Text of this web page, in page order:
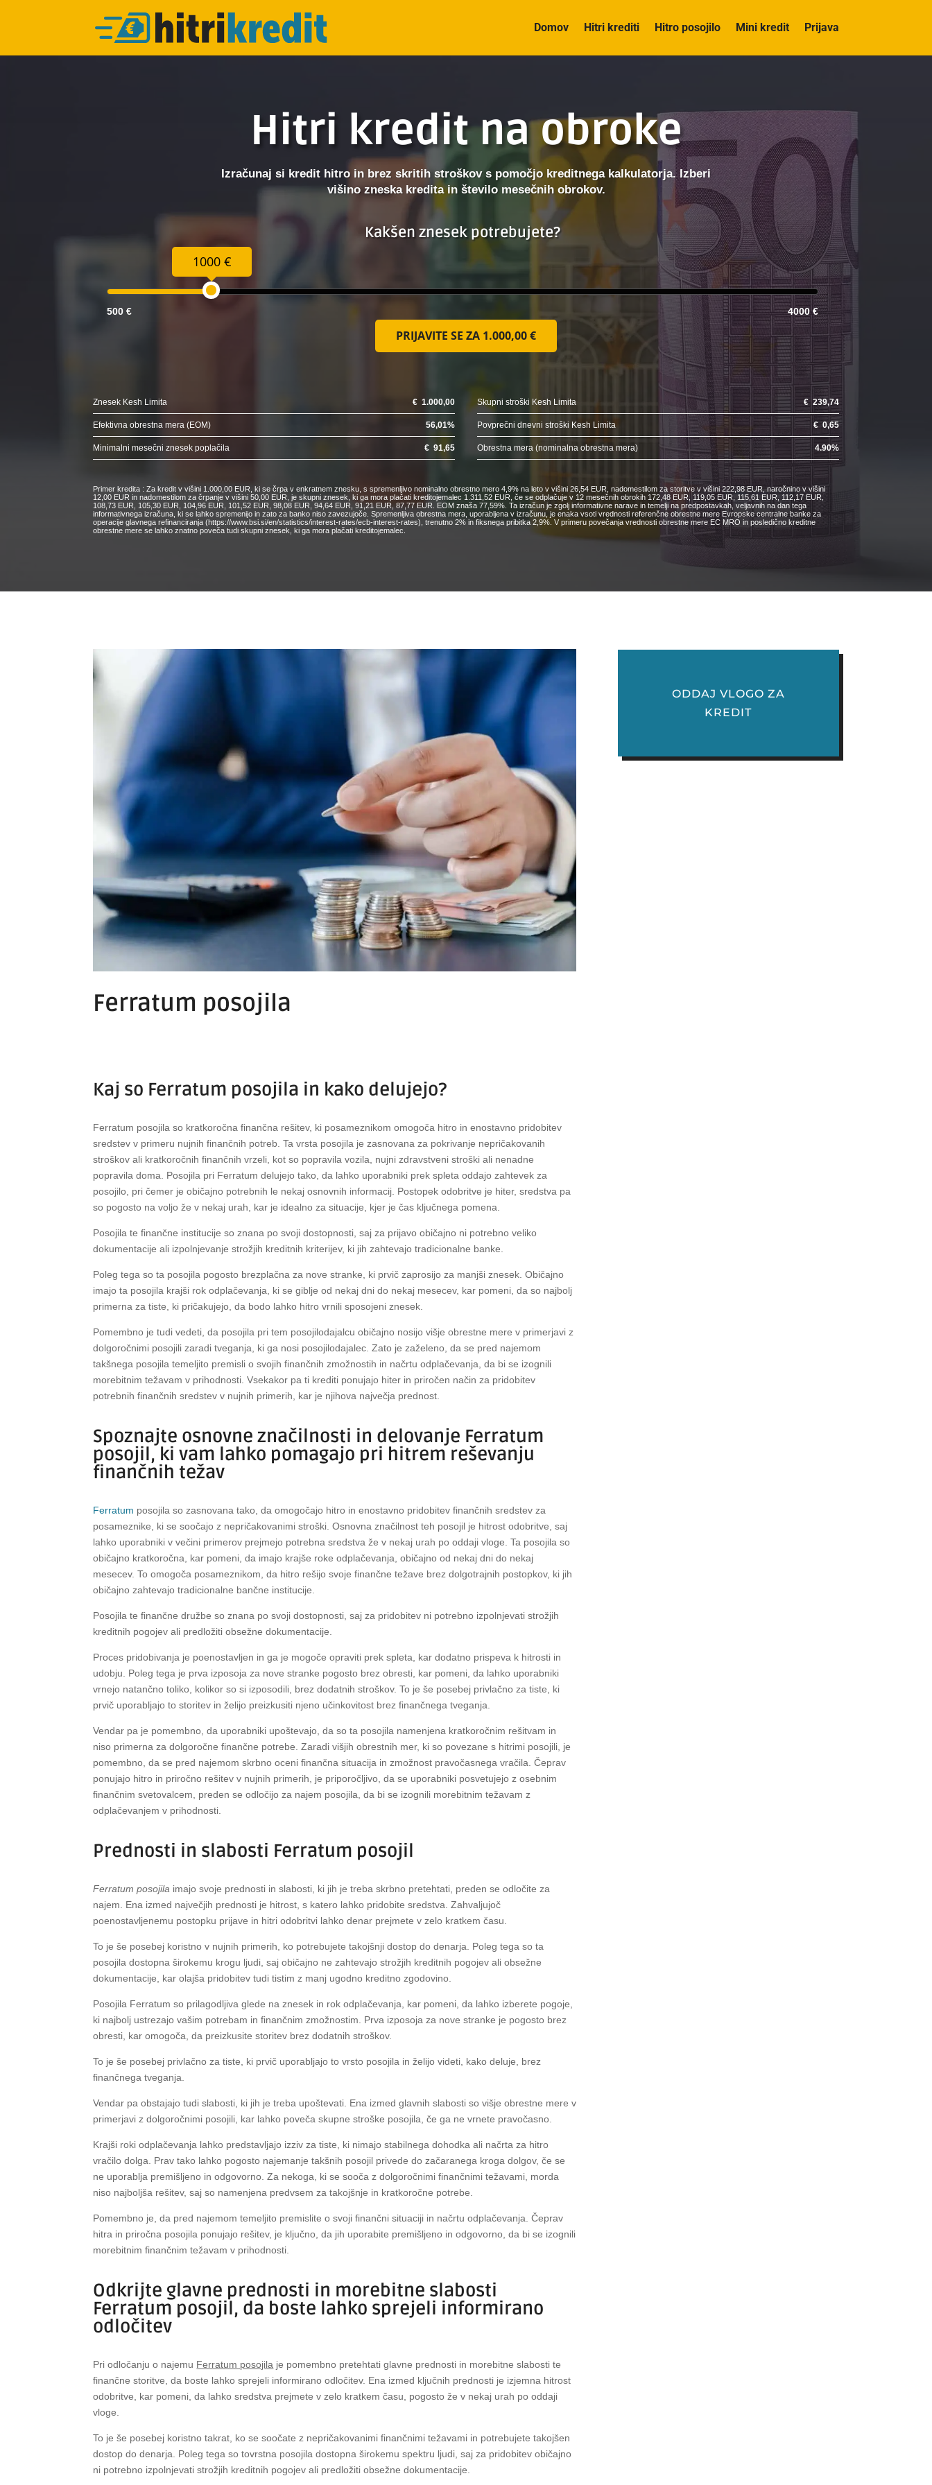
Domov Hitri krediti Hitro posojilo Mini kredit Prijava
Hitri kredit na obroke
Izračunaj si kredit hitro in brez skritih stroškov s pomočjo kreditnega kalkulatorja. Izberi
višino zneska kredita in število mesečnih obrokov.
Kakšen znesek potrebujete?
1000 €
500 € 4000 €
PRIJAVITE SE ZA 1.000,00 €
Znesek Kesh Limita € 1.000,00 Skupni stroški Kesh Limita € 239,74
Efektivna obrestna mera (EOM) 56,01% Povprečni dnevni stroški Kesh Limita €0,65
Minimalni mesečni znesek poplačila € 91,65 Obrestna mera (nominalna obrestna mera) 4.90%
Primer kredita : Za kredit v višini 1.000,00 EUR, ki se črpa v enkratnem znesku, s spremenljivo nominalno obrestno mero 4,9% na leto v višini 26,54 EUR, nadomestilom za storitve v višini 222,98 EUR, naročnino v višini
12,00 EUR in nadomestilom za črpanje v višini 50,00 EUR, je skupni znesek, ki ga mora plačati kreditojemalec 1.311,52 EUR, če se odplačuje v 12 mesečnih obrokih 172,48 EUR, 119,05 EUR, 115,61 EUR, 112,17 EUR,
108,73 EUR, 105,30 EUR, 104,96 EUR, 101,52 EUR, 98,08 EUR, 94,64 EUR, 91,21 EUR, 87,77 EUR. EOM znaša 77,59%. Ta izračun je zgolj informativne narave in temelji na predpostavkah, veljavnih na dan tega
informativnega izračuna, ki se lahko spremenijo in zato za banko niso zavezujoče. Spremenljiva obrestna mera, uporabljena v izračunu, je enaka vsoti vrednosti referenčne obrestne mere Evropske centralne banke za
operacije glavnega refinanciranja (https://www.bsi.si/en/statistics/interest-rates/ecb-interest-rates), trenutno 2% in fiksnega pribitka 2,9%. V primeru povečanja vrednosti obrestne mere EC MRO in posledično kreditne
obrestne mere se lahko znatno poveča tudi skupni znesek, ki ga mora plačati kreditojemalec.
Ferratum posojila
Kaj so Ferratum posojila in kako delujejo?
Ferratum posojila so kratkoročna finančna rešitev, ki posameznikom omogoča hitro in enostavno pridobitev
sredstev v primeru nujnih finančnih potreb. Ta vrsta posojila je zasnovana za pokrivanje nepričakovanih
stroškov ali kratkoročnih finančnih vrzeli, kot so popravila vozila, nujni zdravstveni stroški ali nenadne
popravila doma. Posojila pri Ferratum delujejo tako, da lahko uporabniki prek spleta oddajo zahtevek za
posojilo, pri čemer je običajno potrebnih le nekaj osnovnih informacij. Postopek odobritve je hiter, sredstva pa
so pogosto na voljo že v nekaj urah, kar je idealno za situacije, kjer je čas ključnega pomena.
Posojila te finančne institucije so znana po svoji dostopnosti, saj za prijavo običajno ni potrebno veliko
dokumentacije ali izpolnjevanje strožjih kreditnih kriterijev, ki jih zahtevajo tradicionalne banke.
Poleg tega so ta posojila pogosto brezplačna za nove stranke, ki prvič zaprosijo za manjši znesek. Običajno
imajo ta posojila krajši rok odplačevanja, ki se giblje od nekaj dni do nekaj mesecev, kar pomeni, da so najbolj
primerna za tiste, ki pričakujejo, da bodo lahko hitro vrnili sposojeni znesek.
Pomembno je tudi vedeti, da posojila pri tem posojilodajalcu običajno nosijo višje obrestne mere v primerjavi z
dolgoročnimi posojili zaradi tveganja, ki ga nosi posojilodajalec. Zato je zaželeno, da se pred najemom
takšnega posojila temeljito premisli o svojih finančnih zmožnostih in načrtu odplačevanja, da bi se izognili
morebitnim težavam v prihodnosti. Vsekakor pa ti krediti ponujajo hiter in priročen način za pridobitev
potrebnih finančnih sredstev v nujnih primerih, kar je njihova največja prednost.
Spoznajte osnovne značilnosti in delovanje Ferratum
posojil, ki vam lahko pomagajo pri hitrem reševanju
finančnih težav
Ferratum posojila so zasnovana tako, da omogočajo hitro in enostavno pridobitev finančnih sredstev za
posameznike, ki se soočajo z nepričakovanimi stroški. Osnovna značilnost teh posojil je hitrost odobritve, saj
lahko uporabniki v večini primerov prejmejo potrebna sredstva že v nekaj urah po oddaji vloge. Ta posojila so
običajno kratkoročna, kar pomeni, da imajo krajše roke odplačevanja, običajno od nekaj dni do nekaj
mesecev. To omogoča posameznikom, da hitro rešijo svoje finančne težave brez dolgotrajnih postopkov, ki jih
običajno zahtevajo tradicionalne bančne institucije.
Posojila te finančne družbe so znana po svoji dostopnosti, saj za pridobitev ni potrebno izpolnjevati strožjih
kreditnih pogojev ali predložiti obsežne dokumentacije.
Proces pridobivanja je poenostavljen in ga je mogoče opraviti prek spleta, kar dodatno prispeva k hitrosti in
udobju. Poleg tega je prva izposoja za nove stranke pogosto brez obresti, kar pomeni, da lahko uporabniki
vrnejo natančno toliko, kolikor so si izposodili, brez dodatnih stroškov. To je še posebej privlačno za tiste, ki
prvič uporabljajo to storitev in želijo preizkusiti njeno učinkovitost brez finančnega tveganja.
Vendar pa je pomembno, da uporabniki upoštevajo, da so ta posojila namenjena kratkoročnim rešitvam in
niso primerna za dolgoročne finančne potrebe. Zaradi višjih obrestnih mer, ki so povezane s hitrimi posojili, je
pomembno, da se pred najemom skrbno oceni finančna situacija in zmožnost pravočasnega vračila. Čeprav
ponujajo hitro in priročno rešitev v nujnih primerih, je priporočljivo, da se uporabniki posvetujejo z osebnim
finančnim svetovalcem, preden se odločijo za najem posojila, da bi se izognili morebitnim težavam z
odplačevanjem v prihodnosti.
Prednosti in slabosti Ferratum posojil
Ferratum posojila imajo svoje prednosti in slabosti, ki jih je treba skrbno pretehtati, preden se odločite za
najem. Ena izmed največjih prednosti je hitrost, s katero lahko pridobite sredstva. Zahvaljujoč
poenostavljenemu postopku prijave in hitri odobritvi lahko denar prejmete v zelo kratkem času.
To je še posebej koristno v nujnih primerih, ko potrebujete takojšnji dostop do denarja. Poleg tega so ta
posojila dostopna širokemu krogu ljudi, saj običajno ne zahtevajo strožjih kreditnih pogojev ali obsežne
dokumentacije, kar olajša pridobitev tudi tistim z manj ugodno kreditno zgodovino.
Posojila Ferratum so prilagodljiva glede na znesek in rok odplačevanja, kar pomeni, da lahko izberete pogoje,
ki najbolj ustrezajo vašim potrebam in finančnim zmožnostim. Prva izposoja za nove stranke je pogosto brez
obresti, kar omogoča, da preizkusite storitev brez dodatnih stroškov.
To je še posebej privlačno za tiste, ki prvič uporabljajo to vrsto posojila in želijo videti, kako deluje, brez
finančnega tveganja.
Vendar pa obstajajo tudi slabosti, ki jih je treba upoštevati. Ena izmed glavnih slabosti so višje obrestne mere v
primerjavi z dolgoročnimi posojili, kar lahko poveča skupne stroške posojila, če ga ne vrnete pravočasno.
Krajši roki odplačevanja lahko predstavljajo izziv za tiste, ki nimajo stabilnega dohodka ali načrta za hitro
vračilo dolga. Prav tako lahko pogosto najemanje takšnih posojil privede do začaranega kroga dolgov, če se
ne uporablja premišljeno in odgovorno. Za nekoga, ki se sooča z dolgoročnimi finančnimi težavami, morda
niso najboljša rešitev, saj so namenjena predvsem za takojšnje in kratkoročne potrebe.
Pomembno je, da pred najemom temeljito premislite o svoji finančni situaciji in načrtu odplačevanja. Čeprav
hitra in priročna posojila ponujajo rešitev, je ključno, da jih uporabite premišljeno in odgovorno, da bi se izognili
morebitnim finančnim težavam v prihodnosti.
Odkrijte glavne prednosti in morebitne slabosti
Ferratum posojil, da boste lahko sprejeli informirano
odločitev
Pri odločanju o najemu Ferratum posojila je pomembno pretehtati glavne prednosti in morebitne slabosti te
finančne storitve, da boste lahko sprejeli informirano odločitev. Ena izmed ključnih prednosti je izjemna hitrost
odobritve, kar pomeni, da lahko sredstva prejmete v zelo kratkem času, pogosto že v nekaj urah po oddaji
vloge.
To je še posebej koristno takrat, ko se soočate z nepričakovanimi finančnimi težavami in potrebujete takojšen
dostop do denarja. Poleg tega so tovrstna posojila dostopna širokemu spektru ljudi, saj za pridobitev običajno
ni potrebno izpolnjevati strožjih kreditnih pogojev ali predložiti obsežne dokumentacije.
ODDAJ VLOGO ZA
KREDIT